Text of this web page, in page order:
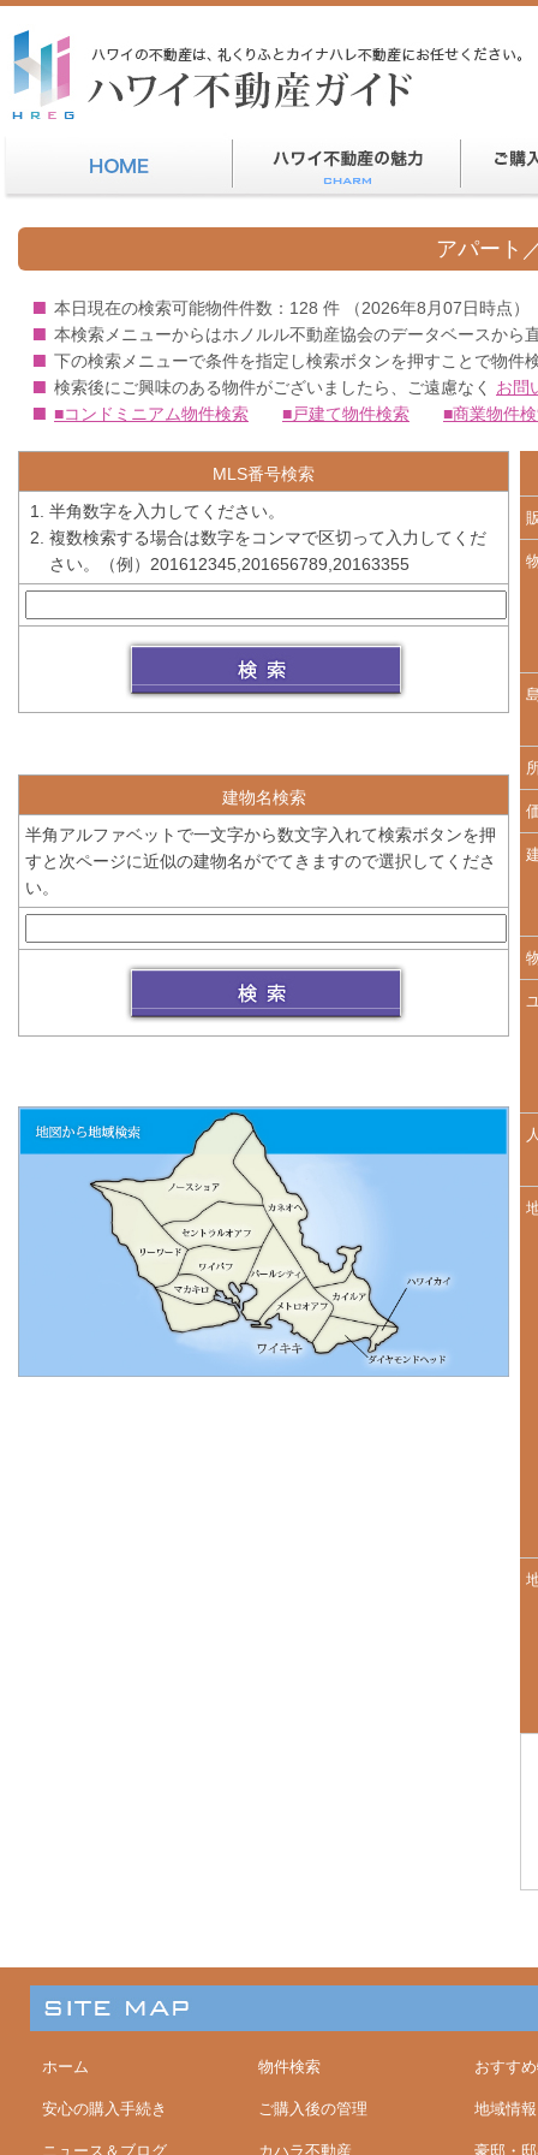
アパート
本日現在の検索可能物件件数：128 件 （2026年8月07日時点）
本検索メニューからはホノルル不動産協会のデータベースから
下の検索メニューで条件を指定し検索ボタンを押すことで物
検索後にご興味のある物件がございましたら、ご遠慮なく お問
■コンドミニアム物件検索
■戸建て物件検索 ■商業物件
MLS番号検索
半角数字を入力してください。
複数検索する場合は数字をコンマで区切って入力してくだ
さい。（例）201612345,201656789,20163355
建物名検索
半角アルファベットで一文字から数文字入れて検索ボタンを押
すと次ページに近似の建物名がでてきますので選択してくださ
い。
ホーム 物件検索 おすす
安心の購入手続き ご購入後の管理 地域情報
ニュース＆ブログ カハラ不動産 豪邸・